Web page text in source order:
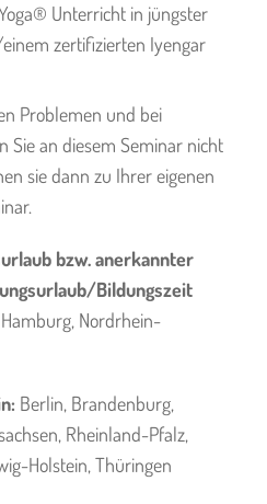
Unterricht in jüngster
zertifizierten Iyengar
Problemen und bei
Sie an diesem Seminar nicht
sie dann zu Ihrer eigenen
bzw. anerkannter
Bildungszeit
Nordrhein-
Berlin, Brandenburg,
Rheinland-Pfalz,
Holstein, Thüringen